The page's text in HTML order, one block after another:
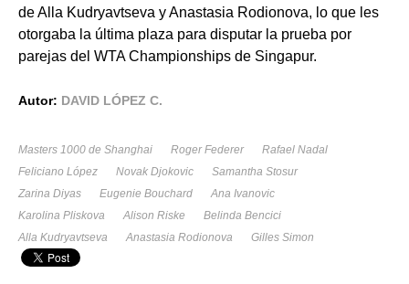
de Alla Kudryavtseva y Anastasia Rodionova, lo que les
otorgaba la última plaza para disputar la prueba por
parejas del WTA Championships de Singapur.
Autor: DAVID LÓPEZ C.
Masters 1000 de Shanghai Roger Federer
Rafael Nadal
Feliciano López
Novak Djokovic
Samantha Stosur
Zarina Diyas
Eugenie Bouchard
Ana Ivanovic
Karolina Pliskova
Alison Riske
Belinda Bencici
Alla Kudryavtseva
Anastasia Rodionova Gilles Simon